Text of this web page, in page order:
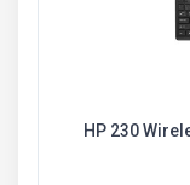
HP 230